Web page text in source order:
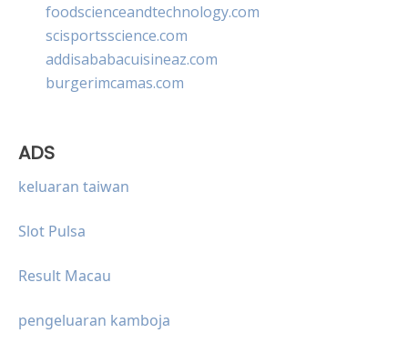
foodscienceandtechnology.com
scisportsscience.com
addisababacuisineaz.com
burgerimcamas.com
ADS
keluaran taiwan
Slot Pulsa
Result Macau
pengeluaran kamboja